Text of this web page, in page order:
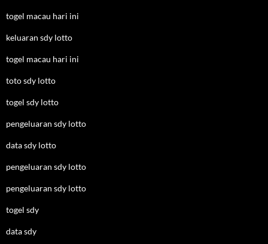
togel macau hari ini
keluaran sdy lotto
togel macau hari ini
toto sdy lotto
togel sdy lotto
pengeluaran sdy lotto
data sdy lotto
pengeluaran sdy lotto
pengeluaran sdy lotto
togel sdy
data sdy